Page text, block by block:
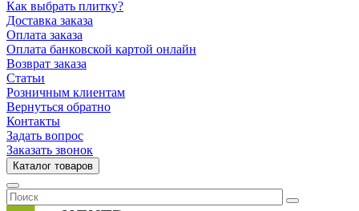
Как выбрать плитку?
Доставка заказа
Оплата заказа
Оплата банковской картой онлайн
Возврат заказа
Статьи
Розничным клиентам
Вернуться обратно
Контакты
Задать вопрос
Заказать звонок
Каталог товаров